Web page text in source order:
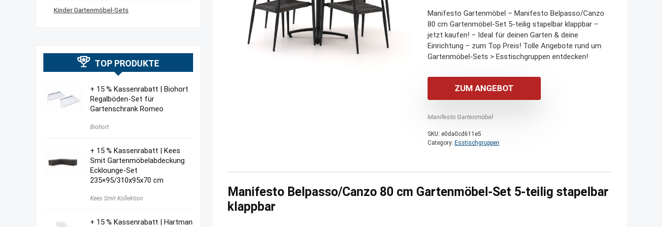
Manifesto Gartenmöbel – Manifesto Belpasso/Canzo
80 cm Gartenmöbel-Set 5-teilig stapelbar klappbar –
jetzt kaufen! – Ideal für deinen Garten & deine
Einrichtung – zum Top Preis! Tolle Angebote rund um
Gartenmöbel-Sets > Esstischgruppen entdecken!
ZUM ANGEBOT
Manifesto Gartenmöbel
SKU: e0da0cd611e5
Category: Esstischgruppen
Manifesto Belpasso/Canzo 80 cm Gartenmöbel-Set 5-teilig stapelbar
klappbar
Kinder Gartenmöbel-Sets
TOP PRODUKTE
+ 15 % Kassenrabatt | Biohort
Regalböden-Set für
Gartenschrank Romeo
Biohort
+ 15 % Kassenrabatt | Kees
Smit Gartenmöbelabdeckung
Ecklounge-Set
235×95/310x95x70 cm
Kees Smit Kollektion
+ 15 % Kassenrabatt | Hartman